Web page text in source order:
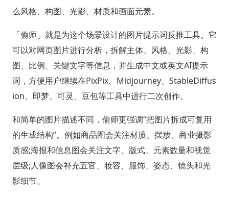
么风格、构图、光影、材质和画面元素。
「偷师」就是为这个场景设计的图片提示词反推工具。它
可以对网页图片进行分析，拆解主体、风格、光影、构
图、比例、关键文字等信息，并生成中文或英文AI提示
词，方便用户继续在PixPix、Midjourney、StableDiffus
ion、即梦、可灵、豆包等工具中进行二次创作。
和简单的图片描述不同，偷师更强调“把图片拆成可复用
的生成结构”。例如商品图会关注材质、摆放、商业摄影
质感;海报和信息图会关注文字、版式、元素数量和视觉
层级;人像图会补充五官、妆容、服饰、姿态、镜头和光
影细节。